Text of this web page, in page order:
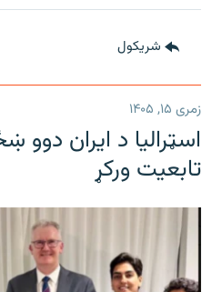
شريکول
زمری ۱۵, ۱۴۰۵
اسټرالیا د ایران دوو
تابعیت ورکړ